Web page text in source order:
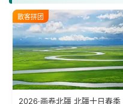
散客拼团
2026·画卷北疆 北疆十日春季